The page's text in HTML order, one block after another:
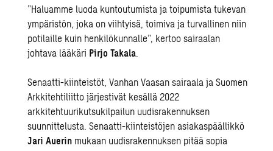
”Haluamme luoda kuntoutumista ja toipumista tukevan
ympäristön, joka on viihtyisä, toimiva ja turvallinen niin
potilaille kuin henkilökunnalle”, kertoo sairaalan
johtava lääkäri Pirjo Takala.
Senaatti-kiinteistöt, Vanhan Vaasan sairaala ja Suomen
Arkkitehtiliitto järjestivät kesällä 2022
arkkitehtuurikutsukilpailun uudisrakennuksen
suunnittelusta. Senaatti-kiinteistöjen asiakaspäällikkö
Jari Auerin mukaan uudisrakennuksen pitää sopia